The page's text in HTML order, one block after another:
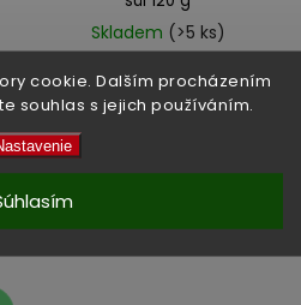
cookie. Dalším procházením
souhlas s jejich používáním.
Skladem (>5 ks)
€1,59
Do košíka